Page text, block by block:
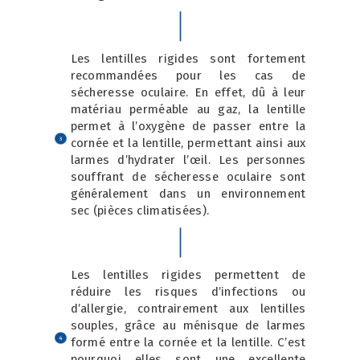
Les lentilles rigides sont fortement
recommandées pour les cas de
sécheresse oculaire. En effet, dû à leur
matériau perméable au gaz, la lentille
permet à l’oxygène de passer entre la
cornée et la lentille, permettant ainsi aux
larmes d’hydrater l’œil. Les personnes
souffrant de sécheresse oculaire sont
généralement dans un environnement
sec (pièces climatisées).
Les lentilles rigides permettent de
réduire les risques d’infections ou
d’allergie, contrairement aux lentilles
souples, grâce au ménisque de larmes
formé entre la cornée et la lentille. C’est